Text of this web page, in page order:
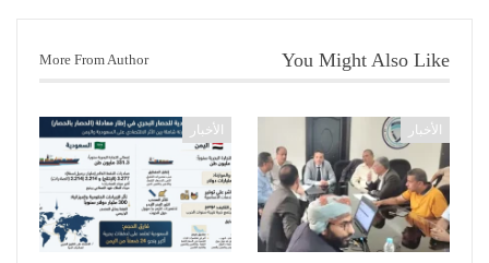
You Might Also Like
More From Author
الأخبار الأخبار